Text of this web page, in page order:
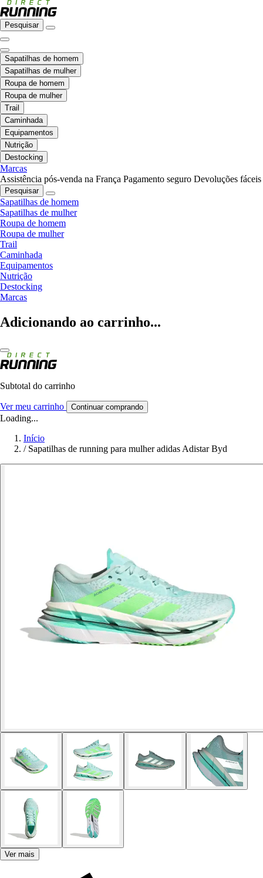
Pesquisar
Sapatilhas de homem
Sapatilhas de mulher
Roupa de homem
Roupa de mulher
Trail
Caminhada
Equipamentos
Nutrição
Destocking
Marcas
Assistência pós-venda na França Pagamento seguro Devoluções fáceis
Pesquisar
Sapatilhas de homem
Sapatilhas de mulher
Roupa de homem
Roupa de mulher
Trail
Caminhada
Equipamentos
Nutrição
Destocking
Marcas
Adicionando ao carrinho...
Subtotal do carrinho
Ver meu carrinho Continuar comprando
Loading...
Início
/ Sapatilhas de running para mulher adidas Adistar Byd
Ver mais